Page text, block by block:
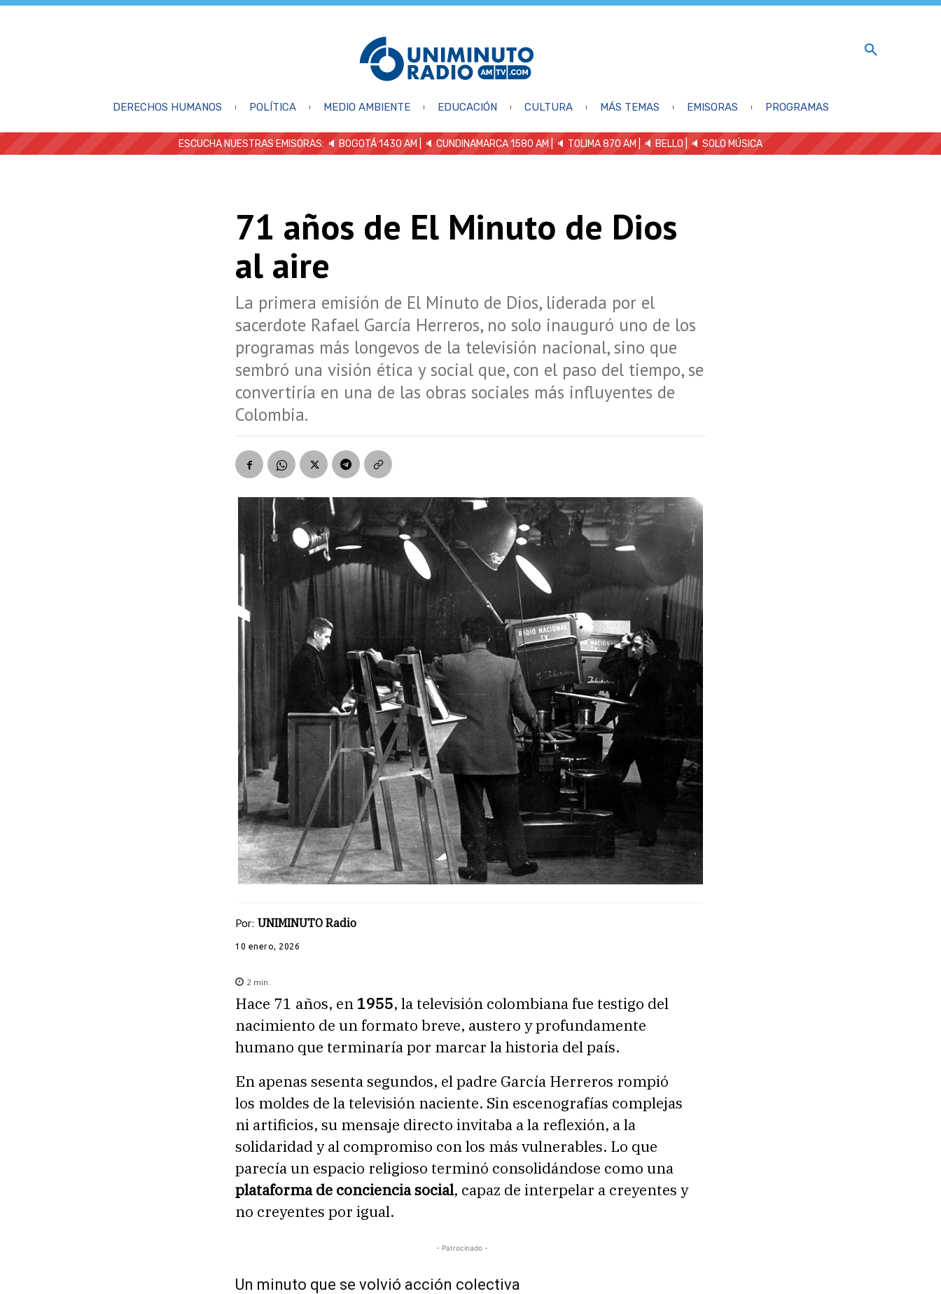
DERECHOS HUMANOS POLÍTICA MEDIO AMBIENTE EDUCACIÓN CULTURA MÁS TEMAS EMISORAS PROGRAMAS
ESCUCHA NUESTRAS EMISORAS: 🔈 BOGOTÁ 1430 AM | 🔈 CUNDINAMARCA 1580 AM | 🔈 TOLIMA 870 AM | 🔈 BELLO 🔈 SOLO MÚSICA
71 años de El Minuto de Dios
al aire
La primera emisión de El Minuto de Dios, liderada por el
sacerdote Rafael García Herreros, no solo inauguró uno de los
programas más longevos de la televisión nacional, sino que
sembró una visión ética y social que, con el paso del tiempo, se
convertiría en una de las obras sociales más influyentes de
Colombia.
Por: UNIMINUTO Radio
10 enero, 2026
2 min.
Hace 71 años, en 1955, la televisión colombiana fue testigo del
nacimiento de un formato breve, austero y profundamente
humano que terminaría por marcar la historia del país.
En apenas sesenta segundos, el padre García Herreros rompió
los moldes de la televisión naciente. Sin escenografías complejas
ni artificios, su mensaje directo invitaba a la reflexión, a la
solidaridad y al compromiso con los más vulnerables. Lo que
parecía un espacio religioso terminó consolidándose como una
plataforma de conciencia social, capaz de interpelar a creyentes y
no creyentes por igual.
- Patrocinado -
Un minuto que se volvió acción colectiva